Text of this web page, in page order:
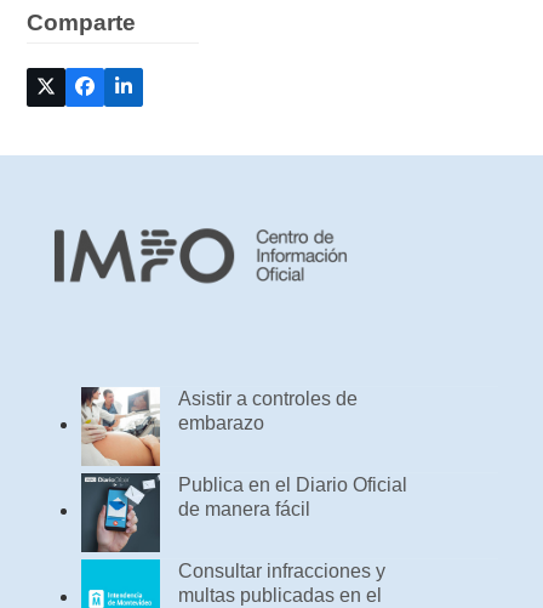
Comparte
Asistir a controles de
embarazo
Publica en el Diario Oficial
de manera fácil
Consultar infracciones y
multas publicadas en el